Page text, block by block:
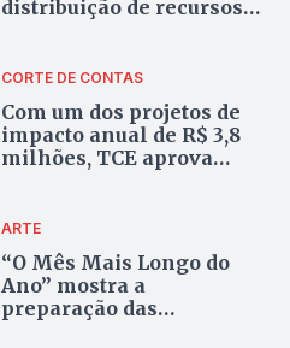
distribuição de recursos
CORTE DE CONTAS
Com um dos projetos de
impacto anual de R$ 3,8
milhões, TCE aprova
férias em dinheiro
ARTE
“O Mês Mais Longo do
Ano” mostra a
preparação das